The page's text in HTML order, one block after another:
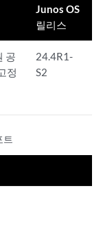
Junos OS
릴리스
공
정
24.4R1-
S2
트